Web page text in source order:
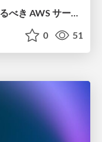
re:Invent 2025 から見る 営業が知るべき AWS サービス
0 51